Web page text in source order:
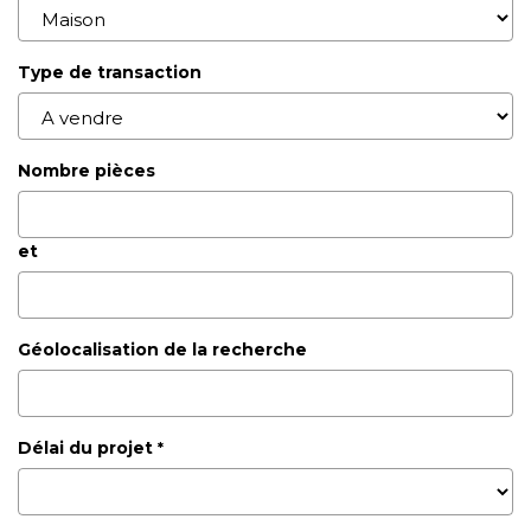
Type de transaction
Nombre pièces
et
Géolocalisation de la recherche
Délai du projet *